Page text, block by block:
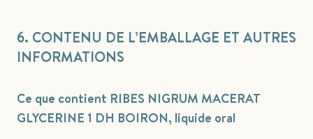
6. CONTENU DE L’EMBALLAGE ET AUTRES
INFORMATIONS
Ce que contient RIBES NIGRUM MACERAT
GLYCERINE 1 DH BOIRON, liquide oral